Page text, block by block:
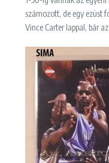
számozott, de egy ezüst
Vince Carter lappal, bár